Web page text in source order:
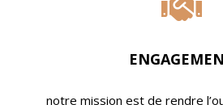

notre mission est de rendre